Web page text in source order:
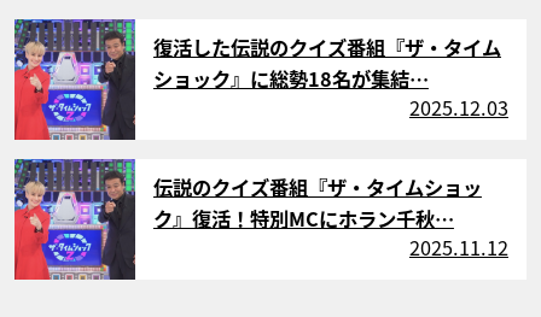
サムネイル
復活した伝説のクイズ番組『ザ・タイム
ショック』に総勢18名が集結…
2025.12.03
サムネイル
伝説のクイズ番組『ザ・タイムショッ
ク』復活！特別MCにホラン千秋…
2025.11.12